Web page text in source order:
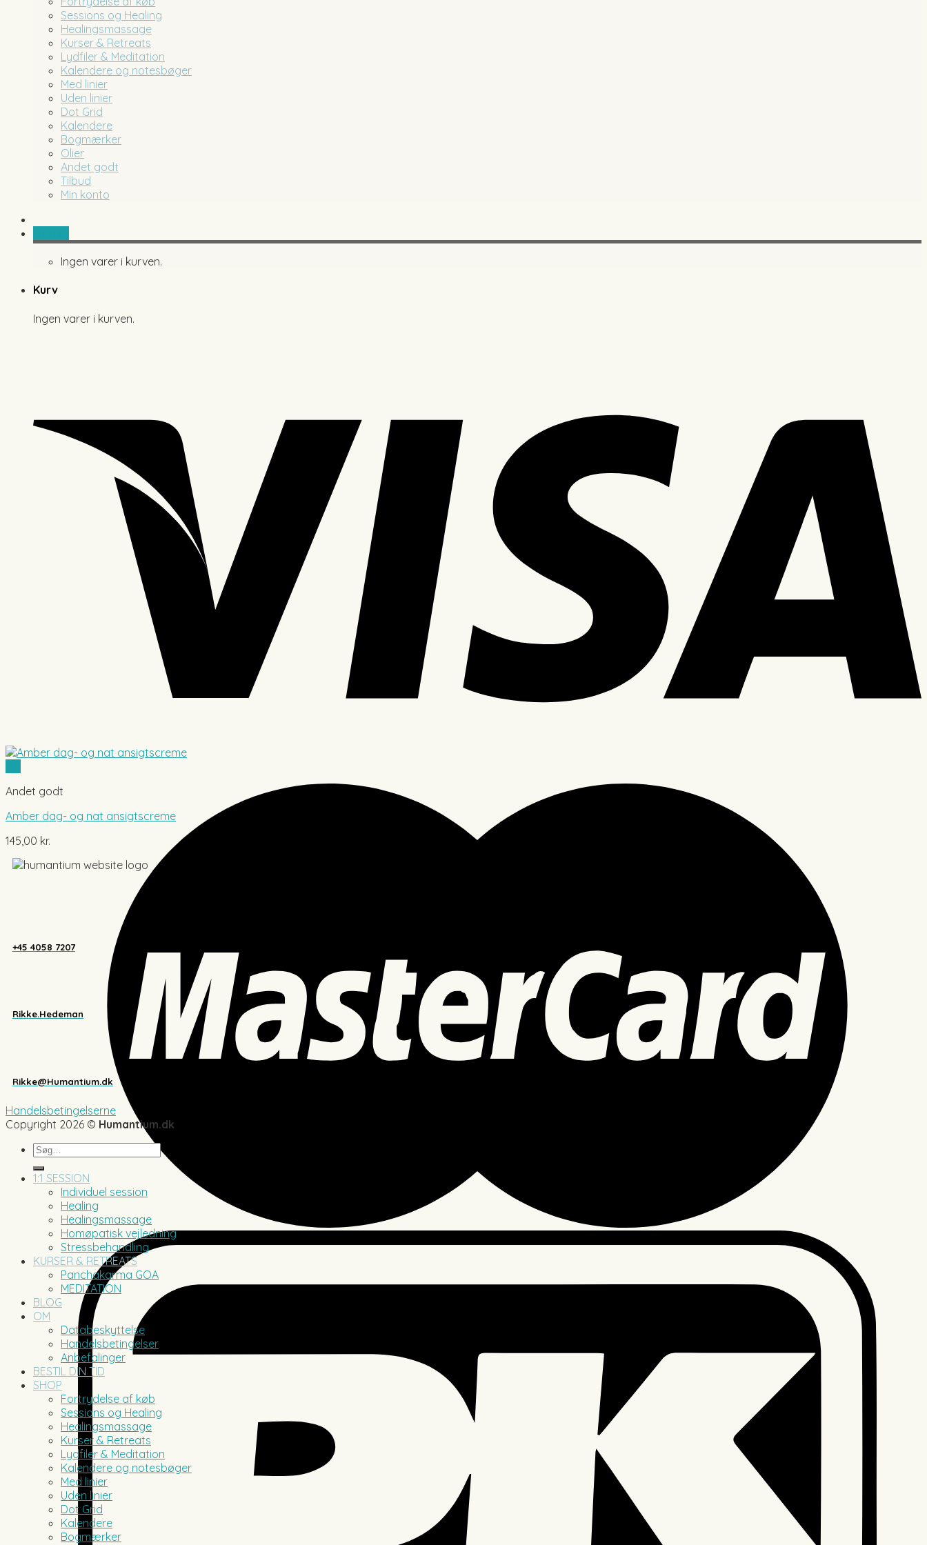
Sessions og Healing
Healingsmassage
Kurser & Retreats
Lydfiler & Meditation
Kalendere og notesbøger
Med linier
Uden linier
Dot Grid
Kalendere
Bogmærker
Olier
Andet godt
Tilbud
Min konto
Ingen varer i kurven.
Kurv
Ingen varer i kurven.
Andet godt
Amber dag- og nat ansigtscreme
145,00 kr.
+45 4058 7207
Rikke.Hedeman
Rikke@Humantium.dk
Handelsbetingelserne
Copyright 2026 © Humantium.dk
Søg
efter:
1:1 SESSION
Individuel session
Healing
Healingsmassage
Homøpatisk vejledning
Stressbehandling
KURSER & RETREATS
Panchakarma GOA
MEDITATION
BLOG
OM
Databeskyttelse
Handelsbetingelser
Anbefalinger
BESTIL DIN TID
SHOP
Fortrydelse af køb
Sessions og Healing
Healingsmassage
Kurser & Retreats
Lydfiler & Meditation
Kalendere og notesbøger
Med linier
Uden linier
Dot Grid
Kalendere
Bogmærker